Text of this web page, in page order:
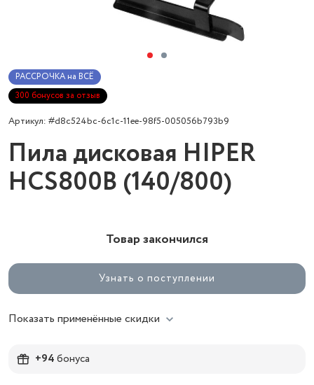
РАССРОЧКА на ВСЁ
300 бонусов за отзыв
Артикул: #d8c524bc-6c1c-11ee-98f5-005056b793b9
Пила дисковая HIPER
HCS800B (140/800)
Товар закончился
Узнать о поступлении
Показать применённые скидки
+94бонуса